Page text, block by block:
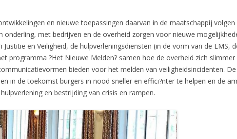
en nieuwe toepassingen daarvan in de maatschappij
onderling, met bedrijven en de overheid zorgen voor nieuwe
en Veiligheid, de hulpverleningsdiensten (in de vorm van de LMS,
programma ?Het Nieuwe Melden? samen hoe de overheid zich
bieden voor het melden van veiligheidsincidenten.
in de toekomst burgers in nood sneller en effici?nter te helpen en de
en bestrijding van crisis en rampen.